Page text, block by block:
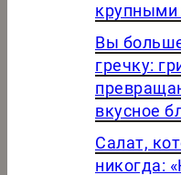
крупными
Вы
гречку:
вкусное
Салат,
никогда: